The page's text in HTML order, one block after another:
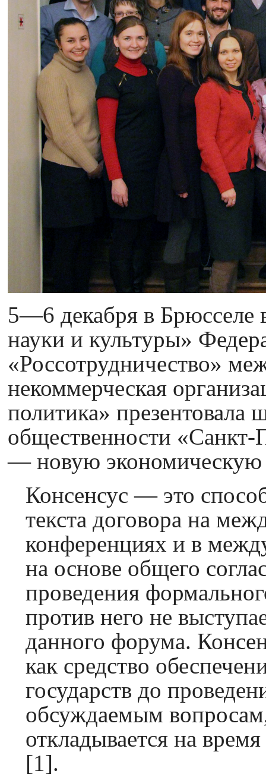
5—6 декабря в Брюсселе
науки и культуры»
«Россотрудничество»
некоммерческая
политика» презентовала
общественности «Санкт-
— новую экономическую
Консенсус — это
текста договора на
конференциях и в
на основе общего
проведения
против него не
данного форума.
как средство
государств до
обсуждаемым
откладывается на
[1].